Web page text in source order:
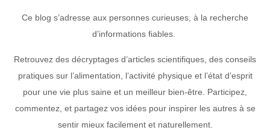
Ce blog s’adresse aux personnes curieuses, à la recherche
d’informations fiables.
Retrouvez des décryptages d’articles scientifiques, des conseils
pratiques sur l’alimentation, l’activité physique et l’état d’esprit
pour une vie plus saine et un meilleur bien-être. Participez,
commentez, et partagez vos idées pour inspirer les autres à se
sentir mieux facilement et naturellement.